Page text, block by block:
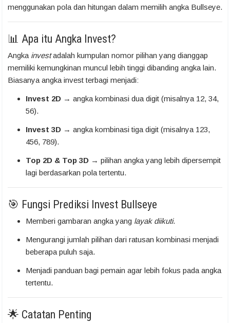
menggunakan pola dan hitungan dalam memilih angka Bullseye.
📊 Apa itu Angka Invest?
Angka investadalah kumpulan nomor pilihan yang dianggap
memiliki kemungkinan muncul lebih tinggi dibanding angka lain.
Biasanya angka invest terbagi menjadi:
Invest 2D → angka kombinasi dua digit (misalnya 12, 34,
56).
Invest 3D → angka kombinasi tiga digit (misalnya 123,
456, 789).
Top 2D & Top 3D → pilihan angka yang lebih dipersempit
lagi berdasarkan pola tertentu.
🎯 Fungsi Prediksi Invest Bullseye
Memberi gambaran angka yang layak diikuti.
Mengurangi jumlah pilihan dari ratusan kombinasi menjadi
beberapa puluh saja.
Menjadi panduan bagi pemain agar lebih fokus pada angka
tertentu.
🌟 Catatan Penting